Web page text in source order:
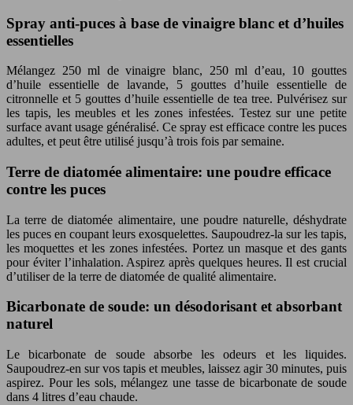
Spray anti-puces à base de vinaigre blanc et d’huiles
essentielles
Mélangez 250 ml de vinaigre blanc, 250 ml d’eau, 10 gouttes
d’huile essentielle de lavande, 5 gouttes d’huile essentielle de
citronnelle et 5 gouttes d’huile essentielle de tea tree. Pulvérisez sur
les tapis, les meubles et les zones infestées. Testez sur une petite
surface avant usage généralisé. Ce spray est efficace contre les puces
adultes, et peut être utilisé jusqu’à trois fois par semaine.
Terre de diatomée alimentaire: une poudre efficace
contre les puces
La terre de diatomée alimentaire, une poudre naturelle, déshydrate
les puces en coupant leurs exosquelettes. Saupoudrez-la sur les tapis,
les moquettes et les zones infestées. Portez un masque et des gants
pour éviter l’inhalation. Aspirez après quelques heures. Il est crucial
d’utiliser de la terre de diatomée de qualité alimentaire.
Bicarbonate de soude: un désodorisant et absorbant
naturel
Le bicarbonate de soude absorbe les odeurs et les liquides.
Saupoudrez-en sur vos tapis et meubles, laissez agir 30 minutes, puis
aspirez. Pour les sols, mélangez une tasse de bicarbonate de soude
dans 4 litres d’eau chaude.